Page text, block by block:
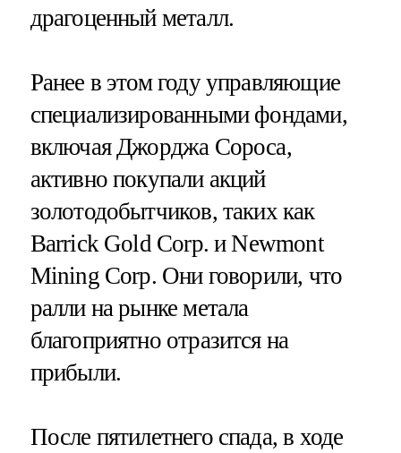
драгоценный металл.
Ранее в этом году управляющие
специализированными фондами,
включая Джорджа Сороса,
активно покупали акций
золотодобытчиков, таких как
Barrick Gold Corp. и Newmont
Mining Corp. Они говорили, что
ралли на рынке метала
благоприятно отразится на
прибыли.
После пятилетнего спада, в ходе